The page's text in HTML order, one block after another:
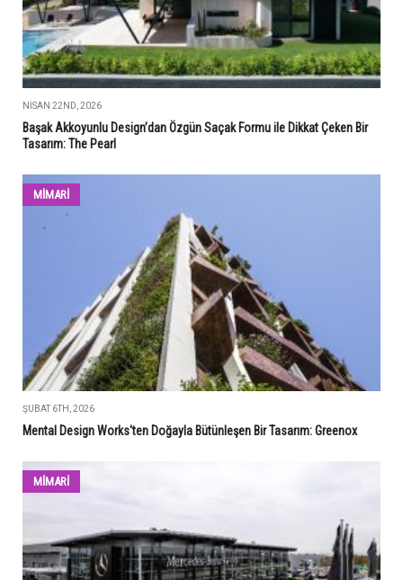
NISAN 22ND, 2026
Başak Akkoyunlu Design’dan Özgün Saçak Formu ile Dikkat Çeken Bir
Tasarım: The Pearl
MİMARİ
ŞUBAT 6TH, 2026
Mental Design Works'ten Doğayla Bütünleşen Bir Tasarım: Greenox
MİMARİ